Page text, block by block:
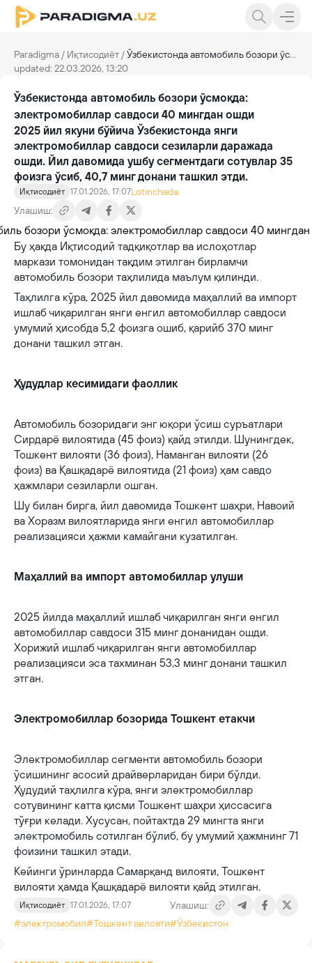
Paradigma / Иқтисодиёт /Ўзбекистонда автомобиль бозори ўсмоқда: электромобиллар савдоси 40 мингдан ошди
updated: 22.03.2026, 13:20
Ўзбекистонда автомобиль бозори ўсмоқда:
электромобиллар савдоси 40 мингдан ошди
2025 йил якуни бўйича Ўзбекистонда янги
электромобиллар савдоси сезиларли даражада
ошди. Йил давомида ушбу сегментдаги сотувлар 35
фоизга ўсиб, 40,7 минг донани ташкил этди.
Иқтисодиёт 17.01.2026, 17:07Lotinchada
Улашиш:
Бу ҳақда Иқтисодий тадқиқотлар ва ислоҳотлар
маркази томонидан тақдим этилган бирламчи
автомобиль бозори таҳлилида маълум қилинди.
Таҳлилга кўра, 2025 йил давомида маҳаллий ва импорт
ишлаб чиқарилган янги енгил автомобиллар савдоси
умумий ҳисобда 5,2 фоизга ошиб, қарийб 370 минг
донани ташкил этган.
Ҳудудлар кесимидаги фаоллик
Автомобиль бозоридаги энг юқори ўсиш суръатлари
Сирдарё вилоятида (45 фоиз) қайд этилди. Шунингдек,
Тошкент вилояти (36 фоиз), Наманган вилояти (26
фоиз) ва Қашқадарё вилоятида (21 фоиз) ҳам савдо
ҳажмлари сезиларли ошган.
Шу билан бирга, йил давомида Тошкент шаҳри, Навоий
ва Хоразм вилоятларида янги енгил автомобиллар
реализацияси ҳажми камайгани кузатилган.
Маҳаллий ва импорт автомобиллар улуши
2025 йилда маҳаллий ишлаб чиқарилган янги енгил
автомобиллар савдоси 315 минг донанидан ошди.
Хорижий ишлаб чиқарилган янги автомобиллар
реализацияси эса тахминан 53,3 минг донани ташкил
этган.
Электромобиллар бозорида Тошкент етакчи
Электромобиллар сегменти автомобиль бозори
ўсишининг асосий драйверларидан бири бўлди.
Ҳудудий таҳлилга кўра, янги электромобиллар
сотувининг катта қисми Тошкент шаҳри ҳиссасига
тўғри келади. Хусусан, пойтахтда 29 мингта янги
электромобиль сотилган бўлиб, бу умумий ҳажмнинг 71
фоизини ташкил этади.
Кейинги ўринларда Самарқанд вилояти, Тошкент
вилояти ҳамда Қашқадарё вилояти қайд этилган.
Иқтисодиёт 17.01.2026, 17:07
Улашиш:
#электромобил#Тошкент вилояти#Ўзбекистон